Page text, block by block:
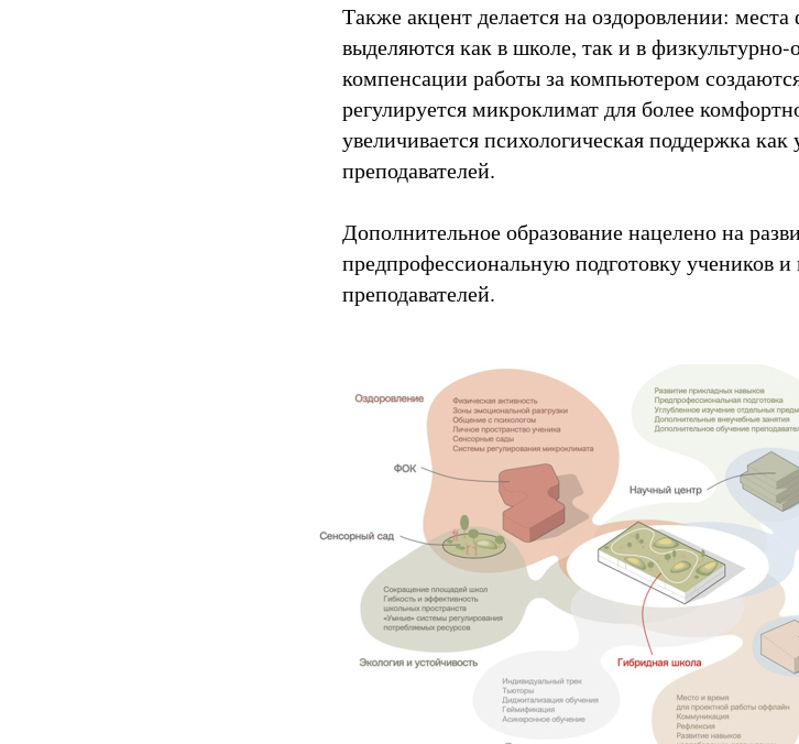
Также акцент делается на оздоровлении:
выделяются как в школе, так и в
компенсации работы за компьютером
регулируется микроклимат для более
увеличивается психологическая поддержка как
преподавателей.
Дополнительное образование нацелено на
предпрофессиональную подготовку учеников
преподавателей.